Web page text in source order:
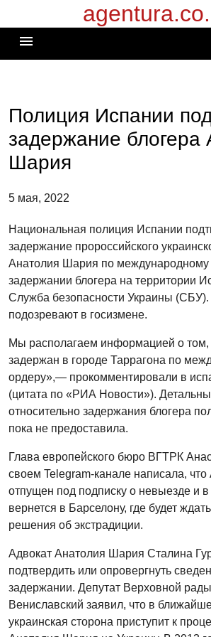
к
содержимому
menu
Полиция Испании
задержание блогера
Шария
5 мая, 2022
Национальная полиция Испании
задержание пророссийского
Анатолия Шария по международному
задержании блогера на территории
Служба безопасности Украины (СБУ).
подозревают в госизмене.
Мы располагаем информацией о
задержан в городе Таррагона по
ордеру»,— прокомментировали в
(цитата по «РИА Новости»).
относительно задержания блогера
пока не предоставила.
Глава европейского бюро ВГТРК
своем Telegram-канале написала,
отпущен под подписку о невыезде и
вернется в Барселону, где будет
решения об экстрадиции.
Адвокат Анатолия Шария Сталина
подтвердить или опровергнуть
задержании. Депутат Верховной
Вениславский заявил, что в
украинская сторона приступит к